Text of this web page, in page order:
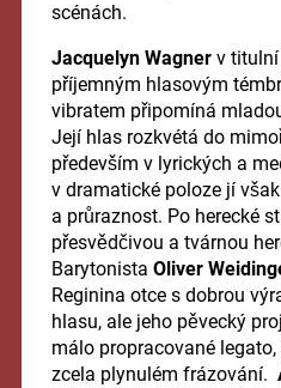
scénách.
Jacquelyn Wagnerv titulní
příjemným hlasovým
vibratem připomíná
Její hlas rozkvétá do
především v lyrických a
v dramatické poloze jí
a průraznost. Po herecké
přesvědčivou a tvárnou
Barytonista Oliver
Reginina otce s dobrou
hlasu, ale jeho pěvecký
málo propracované
zcela plynulém frázování.